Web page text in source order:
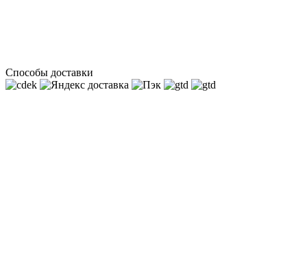
Способы доставки